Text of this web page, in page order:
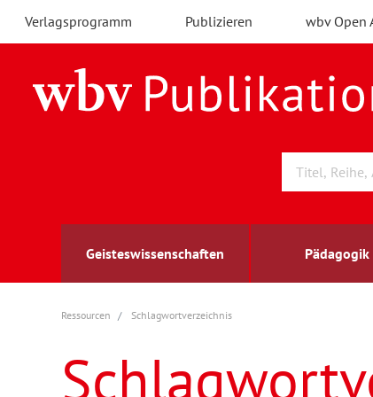
Verlagsprogramm Publizieren wbv Open
Geisteswissenschaften Pädagogik
Archäologie
Berufs- und Wirtschaftspädagogik
Arbeitsmarktforschung
Außenwirtschaft
berufsbildung
Ressourcen Schlagwortverzeichnis